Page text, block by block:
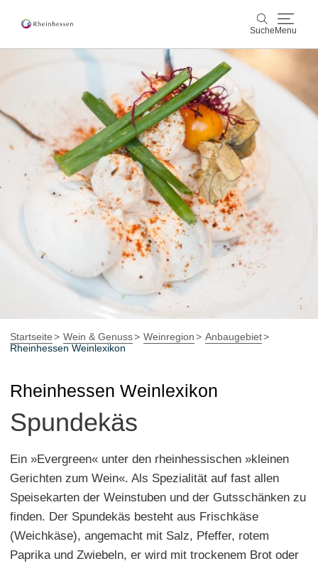
Suche Menu
Suche
Wein & Genuss
Aktiv & Natur
Kultur & Städte
Veranstaltungen
Buchung & Service
Rheinhessen-Blog Karte
Startseite Wein & Genuss Weinregion
Anbaugebiet
Rheinhessen Weinlexikon
Rheinhessen Weinlexikon
Spundekäs
Ein »Evergreen« unter den rheinhessischen »kleinen
Gerichten zum Wein«. Als Spezialität auf fast allen
Speisekarten der Weinstuben und der Gutsschänken zu
finden. Der Spundekäs besteht aus Frischkäse
(Weichkäse), angemacht mit Salz, Pfeffer, rotem
Paprika und Zwiebeln, er wird mit trockenem Brot oder